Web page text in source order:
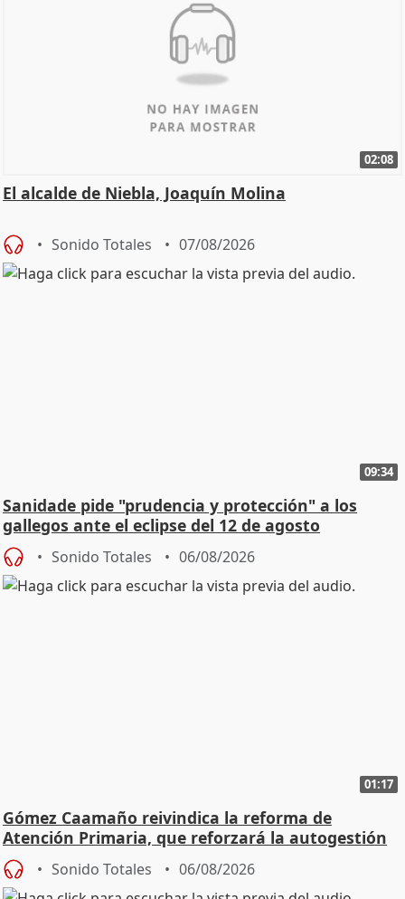
02:08
El alcalde de Niebla, Joaquín Molina
Sonido Totales 07/08/2026
09:34
Sanidade pide "prudencia y protección" a los
gallegos ante el eclipse del 12 de agosto
Sonido Totales 06/08/2026
01:17
Gómez Caamaño reivindica la reforma de
Atención Primaria, que reforzará la autogestión
Sonido Totales 06/08/2026